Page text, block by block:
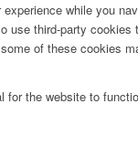
while you
use third-party
of these cookies
the website to